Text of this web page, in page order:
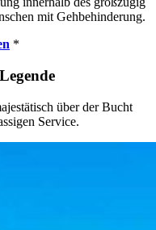
mit Gehbehinderung.
*
über der Bucht
Service.